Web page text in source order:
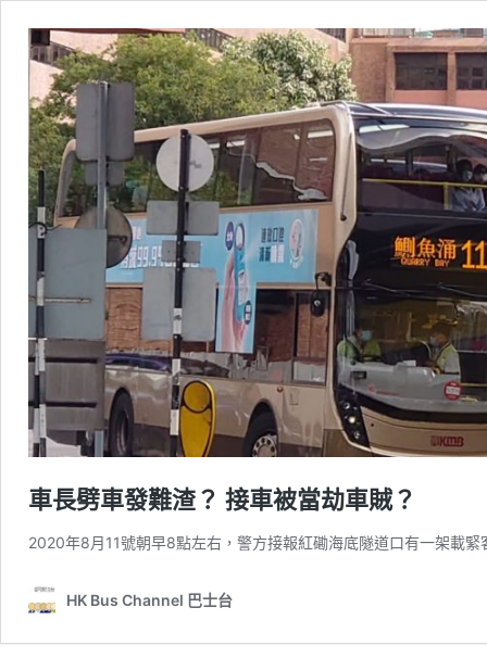
車長劈車發難渣？ 接車被當劫車賊？
2020年8月11號朝早8點左右，警方接報紅磡海底隧道口有一架載
HK Bus Channel 巴士台